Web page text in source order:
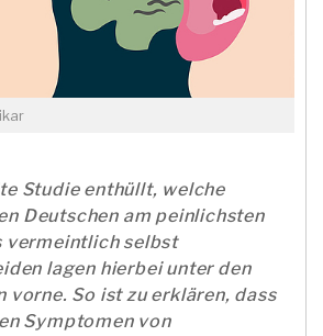
Studie enthüllt, welche
Deutschen am peinlichsten
vermeintlich selbst
lagen hierbei unter den
vorne. So ist zu erklären, dass
Symptomen von